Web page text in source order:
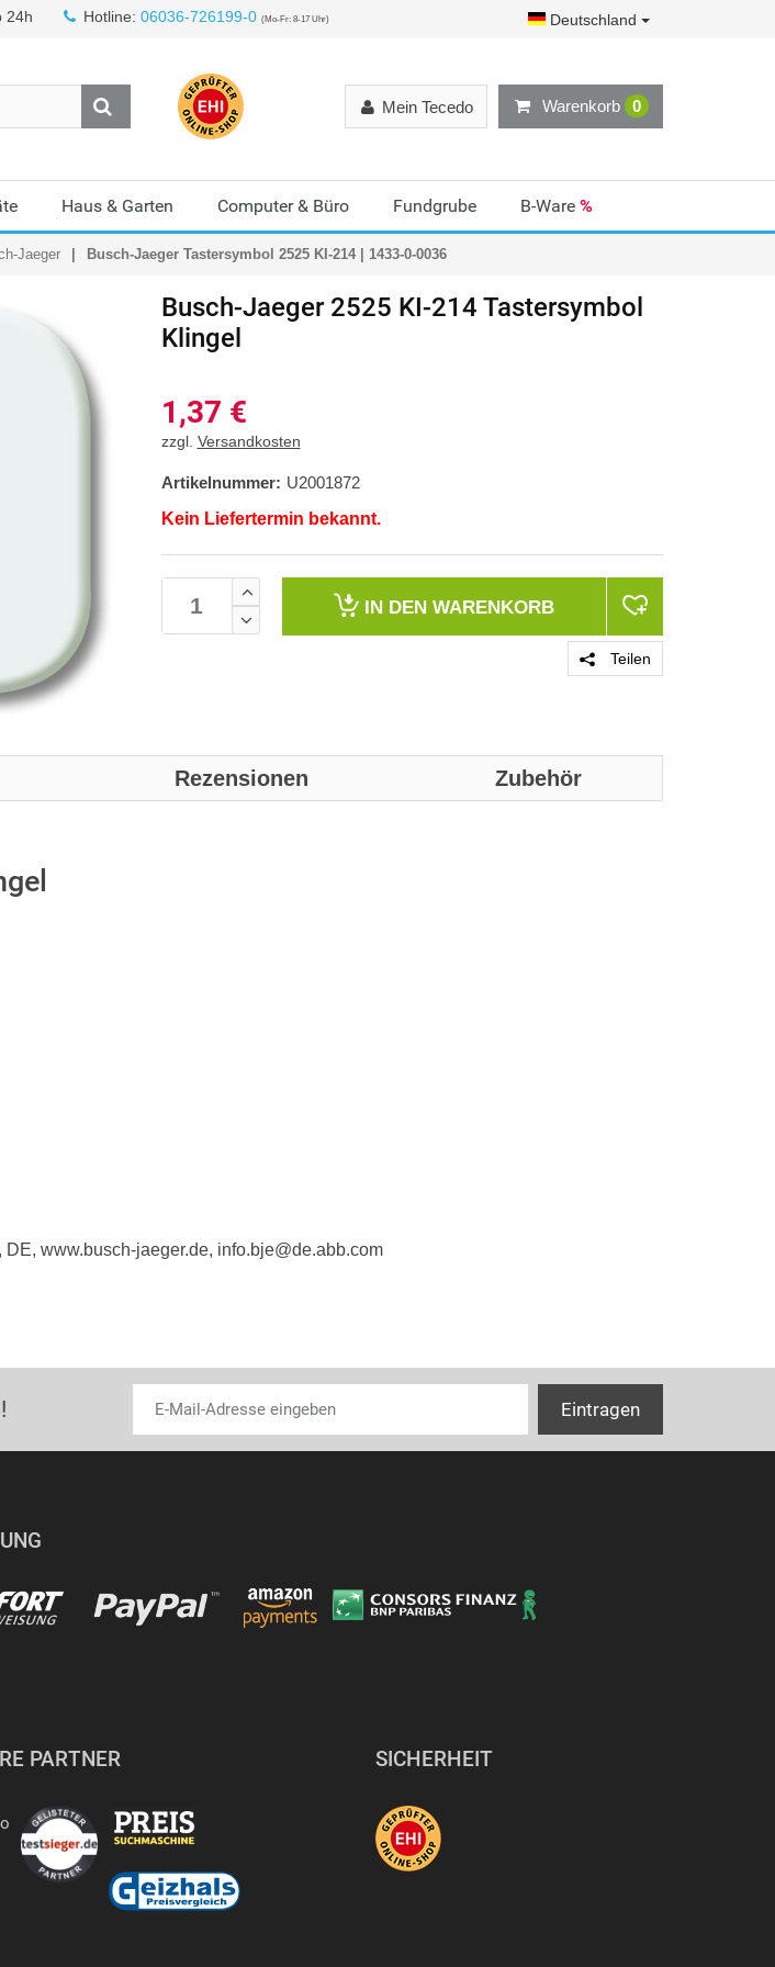
24h Hotline: 06036-726199-0 (Mo-Fr: 8-17 Uhr) Deutschland
Warenkorb 0
Mein Tecedo
Haus & Garten Computer & Büro Fundgrube B-Ware %
Jaeger Busch-Jaeger Tastersymbol 2525 KI-214 | 1433-0-0036
Busch-Jaeger 2525 KI-214 Tastersymbol
Klingel
1,37 €
zzgl. Versandkosten
Artikelnummer: U2001872
Kein Liefertermin bekannt.
IN DEN WARENKORB
Teilen
Rezensionen Zubehör
www.busch-jaeger.de, info.bje@de.abb.com
PARTNER SICHERHEIT